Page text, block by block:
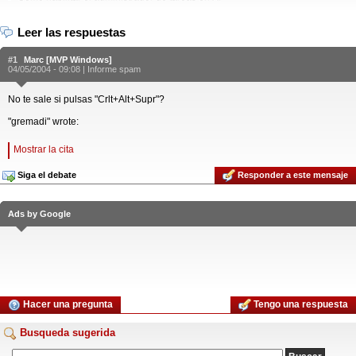
Leer las respuestas
#1
Marc [MVP Windows]
04/05/2004 - 09:08 | Informe spam
No te sale si pulsas "Crlt+Alt+Supr"?
"gremadi" wrote:
Mostrar la cita
Siga el debate Responder a este mensaje
Ads by Google
Hacer una pregunta Tengo una respuesta
Busqueda sugerida